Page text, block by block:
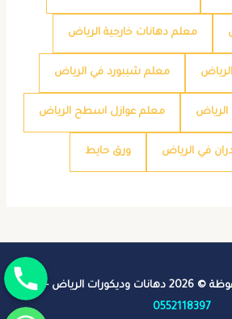
معلم دهانات خارجية الرياض
معلم شيبورد في الرياض
معلم عوازل اسطح الرياض
في الرياض ورق حايط
الرياض -
0552118397
جوال
واتساب